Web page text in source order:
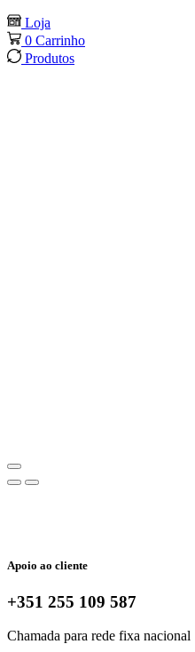
Loja
0 Carrinho
Produtos
Apoio ao cliente
+351 255 109 587
Chamada para rede fixa nacional